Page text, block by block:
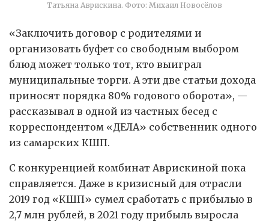
Татьяна Аврискина. Фото: Михаил Новосёлов
«Заключить договор с родителями и
организовать буфет со свободным выбором
блюд может только тот, кто выиграл
муниципальные торги. А эти две статьи дохода
приносят порядка 80% годового оборота», —
рассказывал в одной из частных бесед с
корреспондентом «ДЕЛА» собственник одного
из самарских КШП.
С конкуренцией комбинат Аврискиной пока
справляется. Даже в кризисный для отрасли
2019 год «КШП» сумел сработать с прибылью в
2,7 млн рублей, в 2021 году прибыль выросла